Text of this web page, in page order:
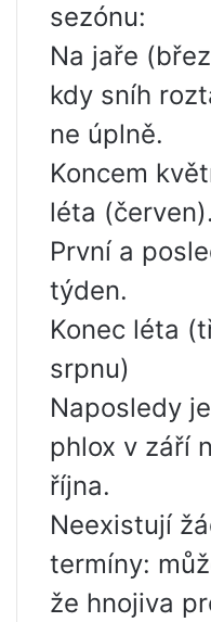
sezónu:
Na jaře
kdy sníh
ne úplně.
Koncem
léta (červen).
První a
týden.
Konec léta
srpnu)
Naposledy
phlox v září
října.
Neexistují
termíny:
že hnojiva